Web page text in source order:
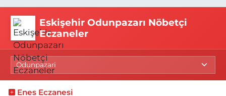
Eskişehir Odunpazarı Nöbetçi
Eczaneler
Enes Eczanesi